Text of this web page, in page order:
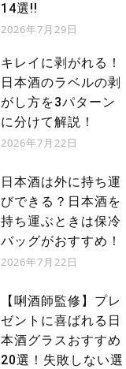
14選!!
2026年7月29日
キレイに剥がれる！
日本酒のラベルの剥
がし方を3パターン
に分けて解説！
2026年7月22日
日本酒は外に持ち運
びできる？日本酒を
持ち運ぶときは保冷
バッグがおすすめ！
2026年7月22日
【唎酒師監修】プレ
ゼントに喜ばれる日
本酒グラスおすすめ
20選！失敗しない選